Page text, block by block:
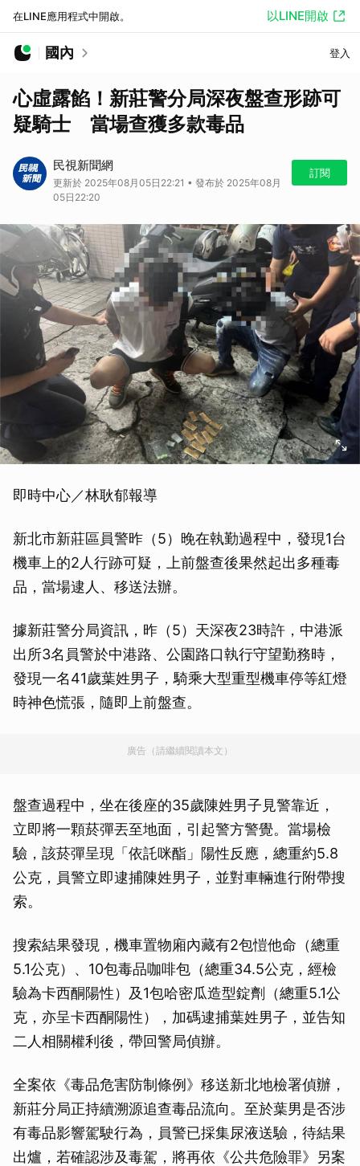
在LINE應用程式中開啟。 以LINE開啟
國內 登入
心虛露餡！新莊警分局深夜盤查形跡可
疑騎士 當場查獲多款毒品
民視新聞網
更新於 2025年08月05日22:21 • 發布於 2025年08月
05日22:20
訂閱
即時中心／林耿郁報導
新北市新莊區員警昨（5）晚在執勤過程中，發現1台
機車上的2人行跡可疑，上前盤查後果然起出多種毒
品，當場逮人、移送法辦。
據新莊警分局資訊，昨（5）天深夜23時許，中港派
出所3名員警於中港路、公園路口執行守望勤務時，
發現一名41歲葉姓男子，騎乘大型重型機車停等紅燈
時神色慌張，隨即上前盤查。
廣告（請繼續閱讀本文）
盤查過程中，坐在後座的35歲陳姓男子見警靠近，
立即將一顆菸彈丟至地面，引起警方警覺。當場檢
驗，該菸彈呈現「依託咪酯」陽性反應，總重約5.8
公克，員警立即逮捕陳姓男子，並對車輛進行附帶搜
索。
搜索結果發現，機車置物廂內藏有2包愷他命（總重
5.1公克）、10包毒品咖啡包（總重34.5公克，經檢
驗為卡西酮陽性）及1包哈密瓜造型錠劑（總重5.1公
克，亦呈卡西酮陽性），加碼逮捕葉姓男子，並告知
二人相關權利後，帶回警局偵辦。
全案依《毒品危害防制條例》移送新北地檢署偵辦，
新莊分局正持續溯源追查毒品流向。至於葉男是否涉
有毒品影響駕駛行為，員警已採集尿液送驗，待結果
出爐，若確認涉及毒駕，將再依《公共危險罪》另案